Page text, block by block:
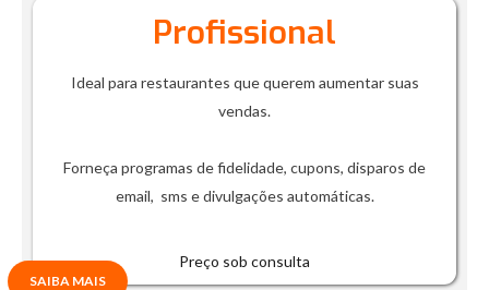
Profissional
Ideal para restaurantes que querem aumentar suas
vendas.
Forneça programas de fidelidade, cupons, disparos de
email, sms e divulgações automáticas.
Preço sob consulta
SAIBA MAIS